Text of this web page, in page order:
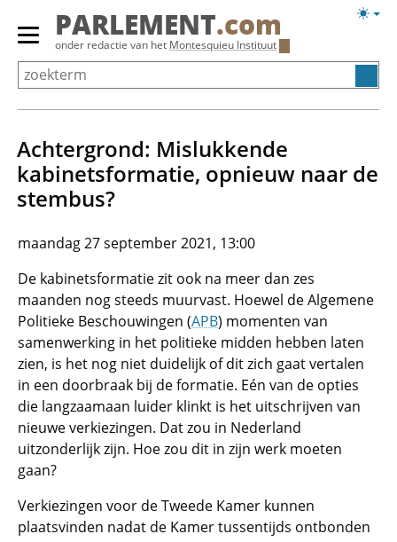
Overslaan
Primair
menu
tonen/verbergen
PARLEMENT.com
onder redactie van het Montesquieu Instituut
Achtergrond: Mislukkende
kabinetsformatie, opnieuw naar de
stembus?
maandag 27 september 2021, 13:00
De kabinetsformatie zit ook na meer dan zes
maanden nog steeds muurvast. Hoewel de Algemene
Politieke Beschouwingen (APB) momenten van
samenwerking in het politieke midden hebben laten
zien, is het nog niet duidelijk of dit zich gaat vertalen
in een doorbraak bij de formatie. Eén van de opties
die langzaamaan luider klinkt is het uitschrijven van
nieuwe verkiezingen. Dat zou in Nederland
uitzonderlijk zijn. Hoe zou dit in zijn werk moeten
gaan?
Verkiezingen voor de Tweede Kamer kunnen
plaatsvinden nadat de Kamer tussentijds ontbonden